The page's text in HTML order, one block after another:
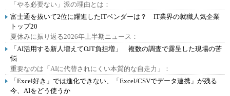
「やる必要ない」派の理由とは：
富士通を抜いて2位に躍進したITベンダーは？ IT業界の就職人気企業
トップ20
夏休みに振り返る2026年上半期ニュース：
「AI活用する新人増えてOJT負担増」 複数の調査で露呈した現場の苦
悩
重要なのは「AIに代替されにくい本質的な自走力」：
「Excel好き」では進化できない、「Excel/CSVでデータ連携」が残る
今、AIをどう使うか